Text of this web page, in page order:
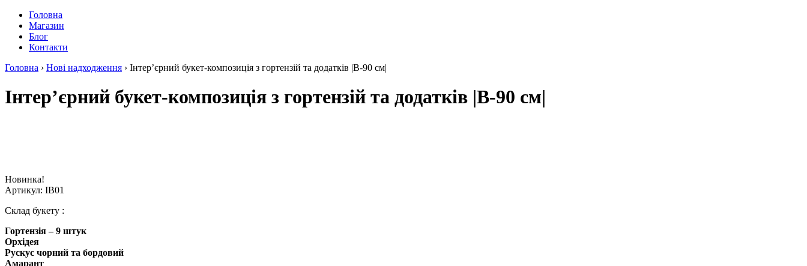
Головна
Магазин
Блог
Контакти
Головна › Нові надходження › Інтер’єрний букет-композиція з гортензій та додатків |В-90 см|
Інтер’єрний букет-композиція з гортензій та додатків |В-90 см|
Новинка!
Артикул: IB01
Склад букету :
Гортензія – 9 штук
Орхідея
Рускус чорний та бордовий
Амарант